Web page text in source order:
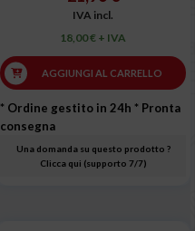
IVA incl.
18,00 € + IVA
AGGIUNGI AL CARRELLO
* Ordine gestito in 24h * Pronta
consegna
Una domanda su questo prodotto ?
Clicca qui (supporto 7/7)